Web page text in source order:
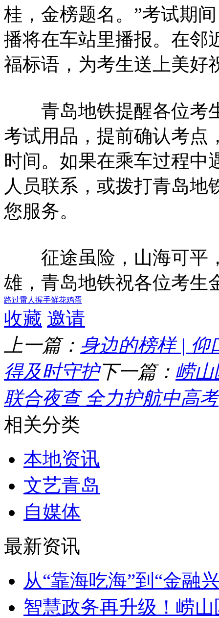
桂，金榜题名。”考试期
播将在车站里播报。在邻
福标语，为考生送上美好
青岛地铁提醒各位考
考试用品，提前确认考点
时间。如果在乘车过程中
人员联系，或拨打青岛地
您服务。
征途虽险，山海可平
雄，青岛地铁祝各位考生
路过雷人 握手鲜花鸡蛋
收藏 邀请
上一篇： 身边的榜样 | 仰
得及时守护下一篇： 崂山
联合夜查 全力护航中高考
相关分类
本地资讯
文艺青岛
自媒体
最新资讯
从“靠海吃海”到“金
智慧政务再升级！崂